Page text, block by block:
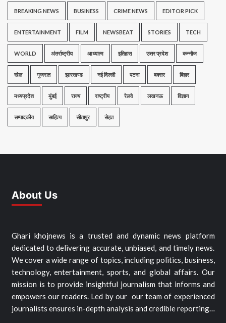
BREAKING NEWS BUSINESS CRIME NEWS EDITOR PICK
ENTERTAINMENT FILM NEWSBEAT STORIES TECH
WORLD अंतर्राष्ट्रीय आध्यात्म इतिहास उत्तर प्रदेश कन्नौज
खेल गुजरात झारखण्ड नई दिल्ली पटना बक्सर बिहार
मध्यप्रदेश मुंबई राज्य राष्ट्रीय रेलवे लखनऊ विज्ञान
सम्पादकीय साहित्य सीतापुर सेहत
About Us
Ghari khojnews is a trusted and dynamic news platform
dedicated to delivering accurate, unbiased, and timely news.
We cover a wide range of topics, including politics, business,
technology, entertainment, sports, and global affairs. Our
mission is to provide insightful journalism that informs and
empowers our readers. Led by our our team of experienced
journalists ensures in-depth analysis and credible reporting…